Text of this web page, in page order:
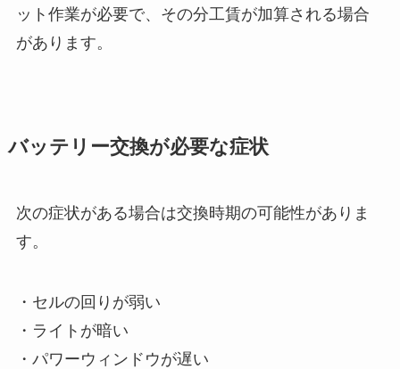
ット作業が必要で、その分工賃が加算される場合
があります。
バッテリー交換が必要な症状
次の症状がある場合は交換時期の可能性がありま
す。
・セルの回りが弱い
・ライトが暗い
・パワーウィンドウが遅い